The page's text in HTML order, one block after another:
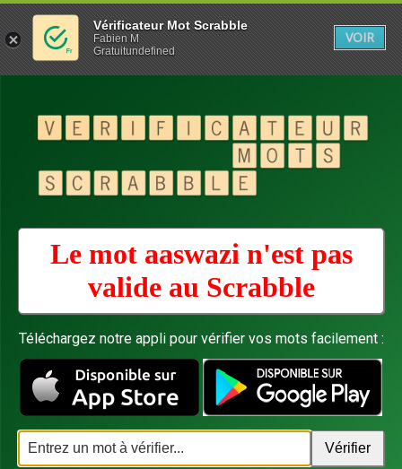
Le mot aaswazi n'est pas
valide au Scrabble
Téléchargez notre appli pour vérifier vos mots facilement :
Vérificateur Mot Scrabble
Fabien M
Gratuitundefined
VOIR